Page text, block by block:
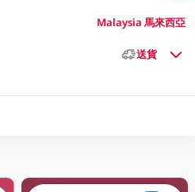
Malaysia 馬來西亞
送貨